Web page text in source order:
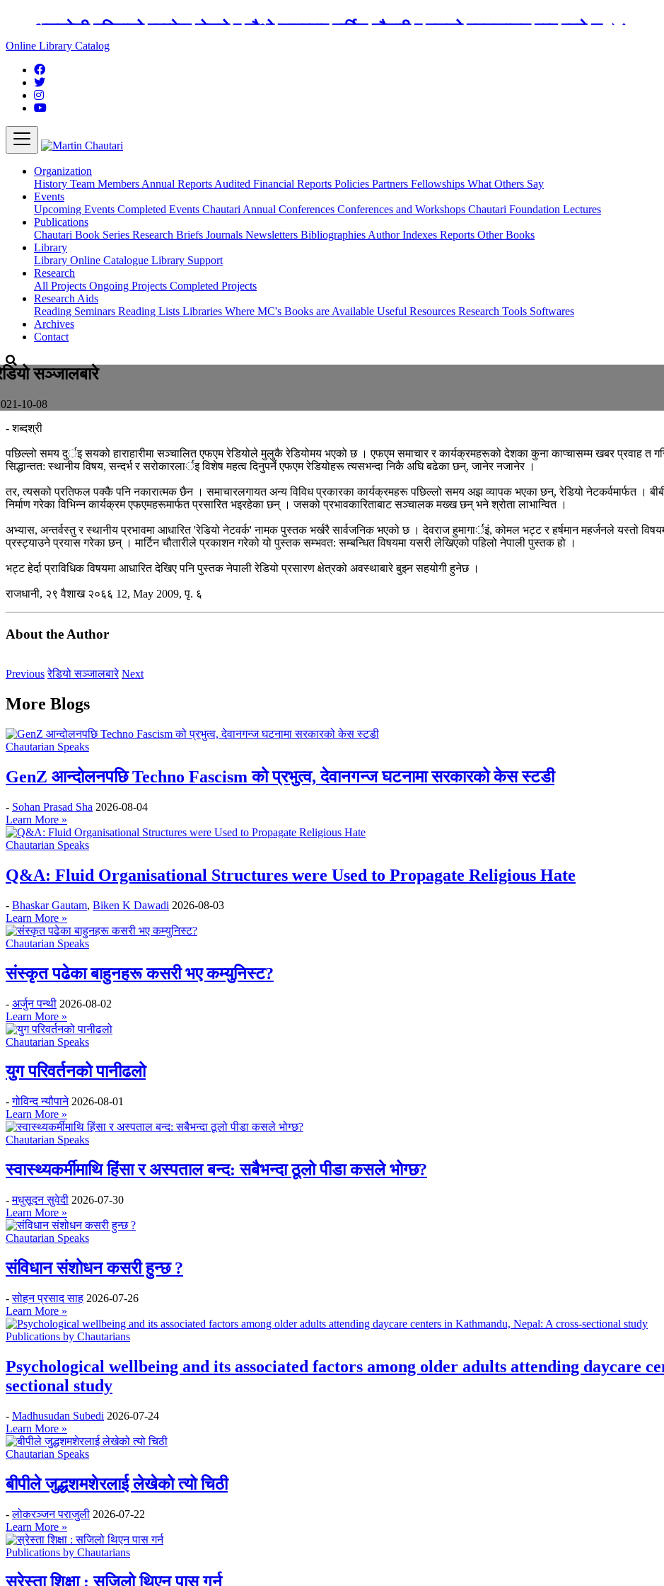
अङ्ग्रेजी महिनाको प्रत्येक दोस्रो र चौथो शुक्रबार मार्टिन चौतारी र यसको पुस्तकालय बन्द रहने छ ।
Online Library Catalog
Organization
History Team Members Annual Reports Audited Financial Reports Policies Partners Fellowships What Others Say
Events
Upcoming Events Completed Events Chautari Annual Conferences Conferences and Workshops Chautari Foundation Lectures
Publications
Chautari Book Series Research Briefs Journals Newsletters Bibliographies Author Indexes Reports Other Books
Library
Library Online Catalogue Library Support
Research
All Projects Ongoing Projects Completed Projects
Research Aids
Reading Seminars Reading Lists Libraries Where MC's Books are Available Useful Resources Research Tools Softwares
Archives
Contact
सञ्जालबारे
10-08
- शब्दश्री
पछिल्लो समय दुर्इ सयको हाराहारीमा सञ्चालित एफएम रेडियोले मुलुकै रेडियोमय भएको छ । एफएम समाचार र कार्यक्रमहरूको देशका कुना काप्चासम्म खबर प्रवाह त
सिद्धान्तत: स्थानीय विषय, सन्दर्भ र सरोकारलार्इ विशेष महत्व दिनुपर्ने एफएम रेडियोहरू त्यसभन्दा निकै अघि बढेका छन्, जानेर नजानेर ।
तर, त्यसको प्रतिफल पक्कै पनि नकारात्मक छैन । समाचारलगायत अन्य विविध प्रकारका कार्यक्रमहरू पछिल्लो समय अझ व्यापक भएका छन्, रेडियो नेटकर्वमार्फत ।
निर्माण गरेका विभिन्न कार्यक्रम एफएमहरूमार्फत प्रसारित भइरहेका छन् । जसको प्रभावकारिताबाट सञ्चालक मख्ख छन् भने श्रोता लाभान्वित ।
अभ्यास, अन्तर्वस्तु र स्थानीय प्रभावमा आधारित 'रेडियो नेटवर्क' नामक पुस्तक भर्खरै सार्वजनिक भएको छ । देवराज हुमागार्इं, कोमल भट्ट र हर्षमान महर्जनले यस्तो
प्रस्ट्याउने प्रयास गरेका छन् । मार्टिन चौतारीले प्रकाशन गरेको यो पुस्तक सम्भवत: सम्बन्धित विषयमा यसरी लेखिएको पहिलो नेपाली पुस्तक हो ।
भट्ट हेर्दा प्राविधिक विषयमा आधारित देखिए पनि पुस्तक नेपाली रेडियो प्रसारण क्षेत्रको अवस्थाबारे बुझ्न सहयोगी हुनेछ ।
राजधानी, २९ वैशाख २०६६ 12, May 2009, पृ. ६
About the Author
Previous रेडियो सञ्जालबारे Next
More Blogs
Chautarian Speaks
GenZ आन्दोलनपछि Techno Fascism को प्रभुत्व, देवानगन्ज घटनामा सरकारको केस स्टडी
- Sohan Prasad Sha 2026-08-04
Learn More »
Chautarian Speaks
Q&A: Fluid Organisational Structures were Used to Propagate Religious Hate
- Bhaskar Gautam, Biken K Dawadi 2026-08-03
Learn More »
Chautarian Speaks
संस्कृत पढेका बाहुनहरू कसरी भए कम्युनिस्ट?
- अर्जुन पन्थी 2026-08-02
Learn More »
Chautarian Speaks
युग परिवर्तनको पानीढलो
-गोविन्द न्यौपाने 2026-08-01
Learn More »
Chautarian Speaks
स्वास्थ्यकर्मीमाथि हिंसा र अस्पताल बन्द: सबैभन्दा ठूलो पीडा कसले भोग्छ?
-मधुसूदन सुवेदी 2026-07-30
Learn More »
Chautarian Speaks
संविधान संशोधन कसरी हुन्छ ?
-सोहन प्रसाद साह 2026-07-26
Learn More »
Publications by Chautarians
Psychological wellbeing and its associated factors among older adults attending daycare
sectional study
- Madhusudan Subedi 2026-07-24
Learn More »
Chautarian Speaks
बीपीले जुद्धशमशेरलाई लेखेको त्यो चिठी
-लोकरञ्‍जन पराजुली 2026-07-22
Learn More »
Publications by Chautarians
स्रेस्ता शिक्षा : सजिलो थिएन पास गर्न